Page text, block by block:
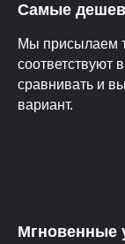
Самые
Мы присылаем
соответствуют
сравнивать и
вариант.
Мгновенные